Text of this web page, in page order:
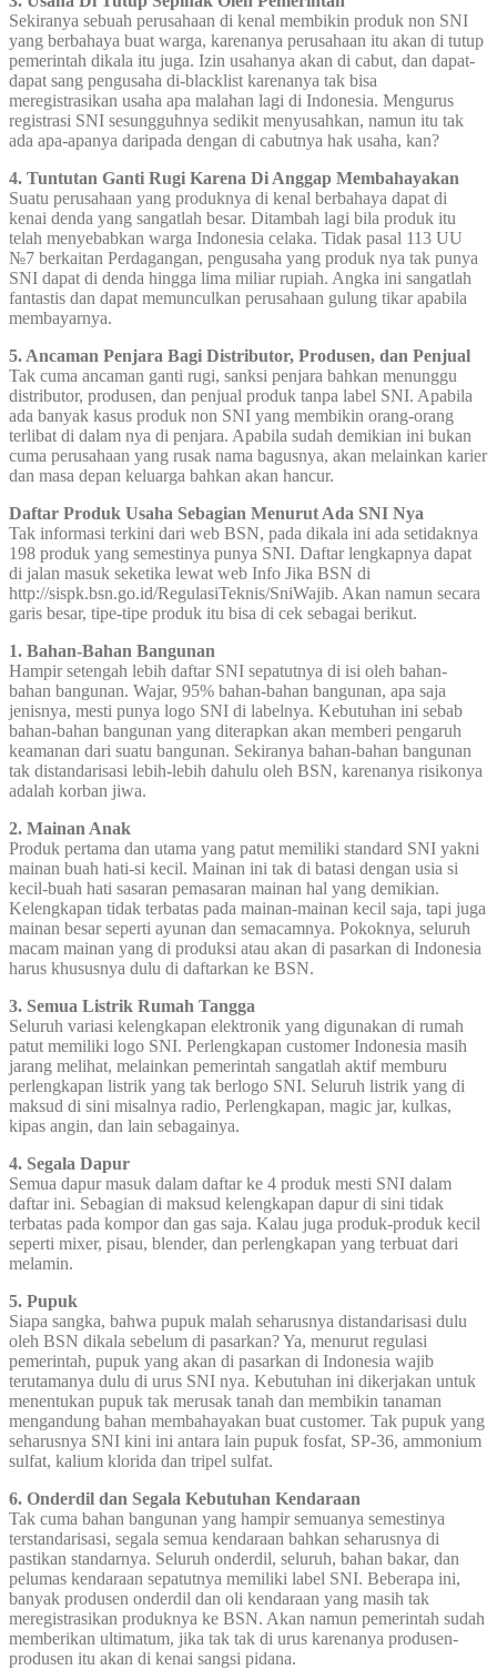
Sekiranya sebuah perusahaan di kenal membikin produk non SNI
yang berbahaya buat warga, karenanya perusahaan itu akan di tutup
pemerintah dikala itu juga. Izin usahanya akan di cabut, dan dapat-
dapat sang pengusaha di-blacklist karenanya tak bisa
meregistrasikan usaha apa malahan lagi di Indonesia. Mengurus
registrasi SNI sesungguhnya sedikit menyusahkan, namun itu tak
ada apa-apanya daripada dengan di cabutnya hak usaha, kan?
4. Tuntutan Ganti Rugi Karena Di Anggap Membahayakan
Suatu perusahaan yang produknya di kenal berbahaya dapat di
kenai denda yang sangatlah besar. Ditambah lagi bila produk itu
telah menyebabkan warga Indonesia celaka. Tidak pasal 113 UU
№7 berkaitan Perdagangan, pengusaha yang produk nya tak punya
SNI dapat di denda hingga lima miliar rupiah. Angka ini sangatlah
fantastis dan dapat memunculkan perusahaan gulung tikar apabila
membayarnya.
5. Ancaman Penjara Bagi Distributor, Produsen, dan Penjual
Tak cuma ancaman ganti rugi, sanksi penjara bahkan menunggu
distributor, produsen, dan penjual produk tanpa label SNI. Apabila
ada banyak kasus produk non SNI yang membikin orang-orang
terlibat di dalam nya di penjara. Apabila sudah demikian ini bukan
cuma perusahaan yang rusak nama bagusnya, akan melainkan karier
dan masa depan keluarga bahkan akan hancur.
Daftar Produk Usaha Sebagian Menurut Ada SNI Nya
Tak informasi terkini dari web BSN, pada dikala ini ada setidaknya
198 produk yang semestinya punya SNI. Daftar lengkapnya dapat
di jalan masuk seketika lewat web Info Jika BSN di
http://sispk.bsn.go.id/RegulasiTeknis/SniWajib. Akan namun secara
garis besar, tipe-tipe produk itu bisa di cek sebagai berikut.
1. Bahan-Bahan Bangunan
Hampir setengah lebih daftar SNI sepatutnya di isi oleh bahan-
bahan bangunan. Wajar, 95% bahan-bahan bangunan, apa saja
jenisnya, mesti punya logo SNI di labelnya. Kebutuhan ini sebab
bahan-bahan bangunan yang diterapkan akan memberi pengaruh
keamanan dari suatu bangunan. Sekiranya bahan-bahan bangunan
tak distandarisasi lebih-lebih dahulu oleh BSN, karenanya risikonya
adalah korban jiwa.
2. Mainan Anak
Produk pertama dan utama yang patut memiliki standard SNI yakni
mainan buah hati-si kecil. Mainan ini tak di batasi dengan usia si
kecil-buah hati sasaran pemasaran mainan hal yang demikian.
Kelengkapan tidak terbatas pada mainan-mainan kecil saja, tapi juga
mainan besar seperti ayunan dan semacamnya. Pokoknya, seluruh
macam mainan yang di produksi atau akan di pasarkan di Indonesia
harus khususnya dulu di daftarkan ke BSN.
3. Semua Listrik Rumah Tangga
Seluruh variasi kelengkapan elektronik yang digunakan di rumah
patut memiliki logo SNI. Perlengkapan customer Indonesia masih
jarang melihat, melainkan pemerintah sangatlah aktif memburu
perlengkapan listrik yang tak berlogo SNI. Seluruh listrik yang di
maksud di sini misalnya radio, Perlengkapan, magic jar, kulkas,
kipas angin, dan lain sebagainya.
4. Segala Dapur
Semua dapur masuk dalam daftar ke 4 produk mesti SNI dalam
daftar ini. Sebagian di maksud kelengkapan dapur di sini tidak
terbatas pada kompor dan gas saja. Kalau juga produk-produk kecil
seperti mixer, pisau, blender, dan perlengkapan yang terbuat dari
melamin.
5. Pupuk
Siapa sangka, bahwa pupuk malah seharusnya distandarisasi dulu
oleh BSN dikala sebelum di pasarkan? Ya, menurut regulasi
pemerintah, pupuk yang akan di pasarkan di Indonesia wajib
terutamanya dulu di urus SNI nya. Kebutuhan ini dikerjakan untuk
menentukan pupuk tak merusak tanah dan membikin tanaman
mengandung bahan membahayakan buat customer. Tak pupuk yang
seharusnya SNI kini ini antara lain pupuk fosfat, SP-36, ammonium
sulfat, kalium klorida dan tripel sulfat.
6. Onderdil dan Segala Kebutuhan Kendaraan
Tak cuma bahan bangunan yang hampir semuanya semestinya
terstandarisasi, segala semua kendaraan bahkan seharusnya di
pastikan standarnya. Seluruh onderdil, seluruh, bahan bakar, dan
pelumas kendaraan sepatutnya memiliki label SNI. Beberapa ini,
banyak produsen onderdil dan oli kendaraan yang masih tak
meregistrasikan produknya ke BSN. Akan namun pemerintah sudah
memberikan ultimatum, jika tak tak di urus karenanya produsen-
produsen itu akan di kenai sangsi pidana.